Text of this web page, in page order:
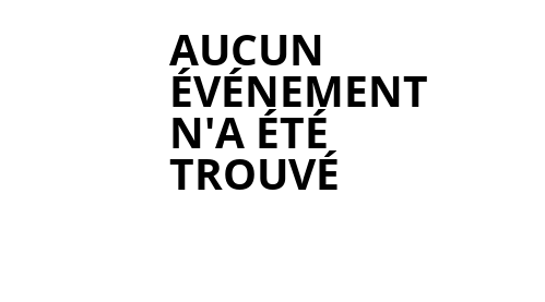
AUCUN
ÉVÉNEMENT
N'A ÉTÉ
TROUVÉ